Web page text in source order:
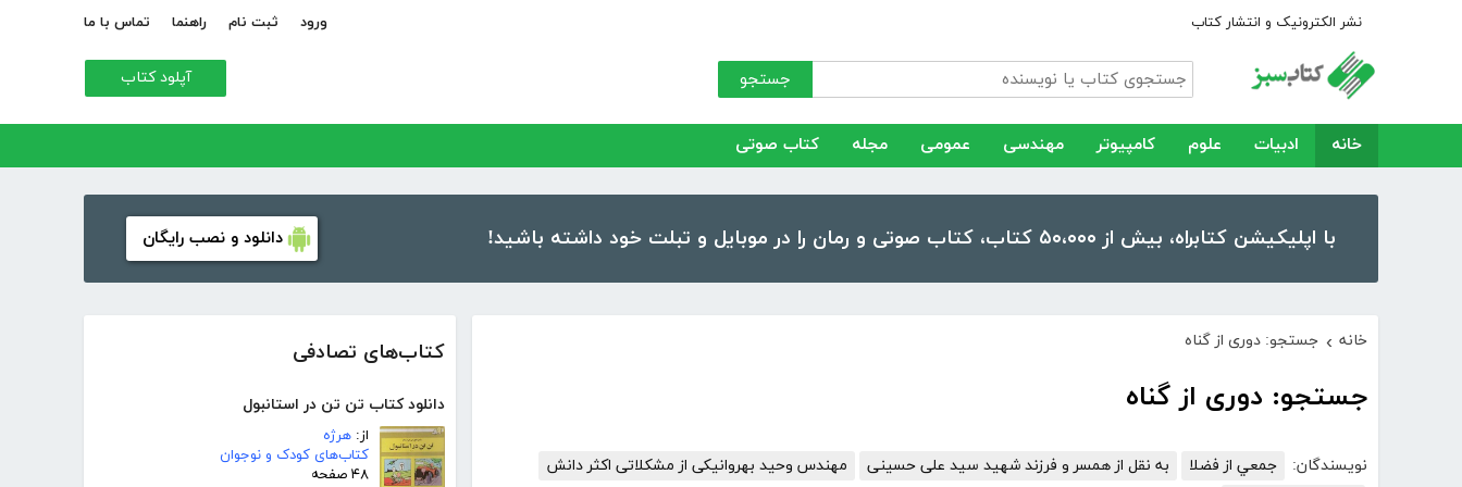
نشر الکترونیک و انتشار کتاب ورود ثبت نام راهنما تماس با ما
جستجو آپلود کتاب
خانه ادبیات علوم کامپیوتر مهندسی عمومی مجله کتاب صوتی
با اپلیکیشن کتابراه، بیش از ۵۰،۰۰۰ کتاب، کتاب صوتی و رمان را در موبایل و تبلت خود داشته باشید! دانلود و نصب رایگان
کتاب‌های تصادفی
دانلود کتاب تن تن در استانبول
از: هرژه
کتاب‌های کودک و نوجوان
۴۸ صفحه
خانه › جستجو: دوری از گناه
جستجو: دوری از گناه
نویسندگان: جمعي از فضلا به نقل از همسر و فرزند شهید سید علی حسینی
مهندس وحید بهروانیکی از مشکلاتی اکثر دانش